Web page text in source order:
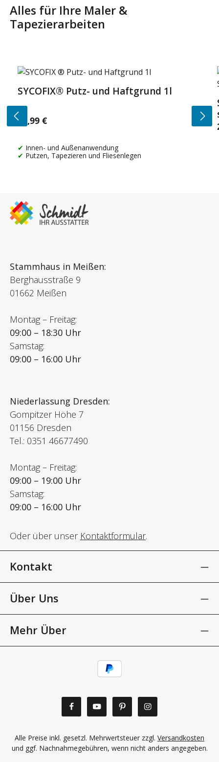
Alles für Ihre Maler &
Tapezierarbeiten
Produktgalerie überspringen
SYCOFIX® Putz- und Haftgrund 1l
Regulärer Preis:
14,99 €
Innen- und Außenanwendung
Putzen, Tapezieren und Fliesenlegen
Stammhaus in Meißen:
Berghausstraße 9
01662 Meißen
Montag – Freitag:
09:00 – 18:30 Uhr
Samstag:
09:00 – 16:00 Uhr
Niederlassung Dresden:
Gompitzer Höhe 7
01156 Dresden
Tel.: 0351 46677490
Montag – Freitag:
09:00 – 19:00 Uhr
Samstag:
09:00 – 16:00 Uhr
Oder über unser Kontaktformular.
Kontakt
Über Uns
Mehr Über
Alle Preise inkl. gesetzl. Mehrwertsteuer zzgl. Versandkosten
und ggf. Nachnahmegebühren, wenn nicht anders angegeben.